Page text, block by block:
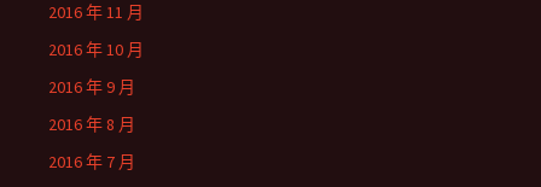
2016 年 11 月
2016 年 10 月
2016 年 9 月
2016 年 8 月
2016 年 7 月